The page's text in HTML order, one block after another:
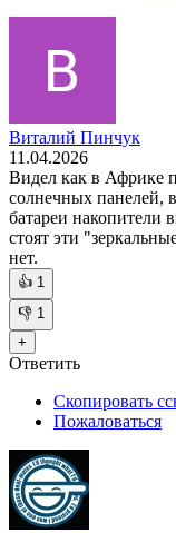
Виталий Пинчук
11.04.2026
Видел как в Африке
солнечных панелей,
батареи накопители
стоят эти
нет.
👍 1
👎 1
+
Ответить
Скопировать
Пожаловаться